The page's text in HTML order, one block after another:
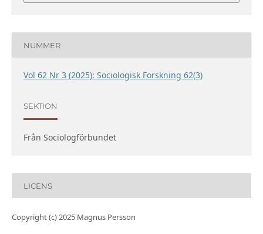
NUMMER
Vol 62 Nr 3 (2025): Sociologisk Forskning 62(3)
SEKTION
Från Sociologförbundet
LICENS
Copyright (c) 2025 Magnus Persson